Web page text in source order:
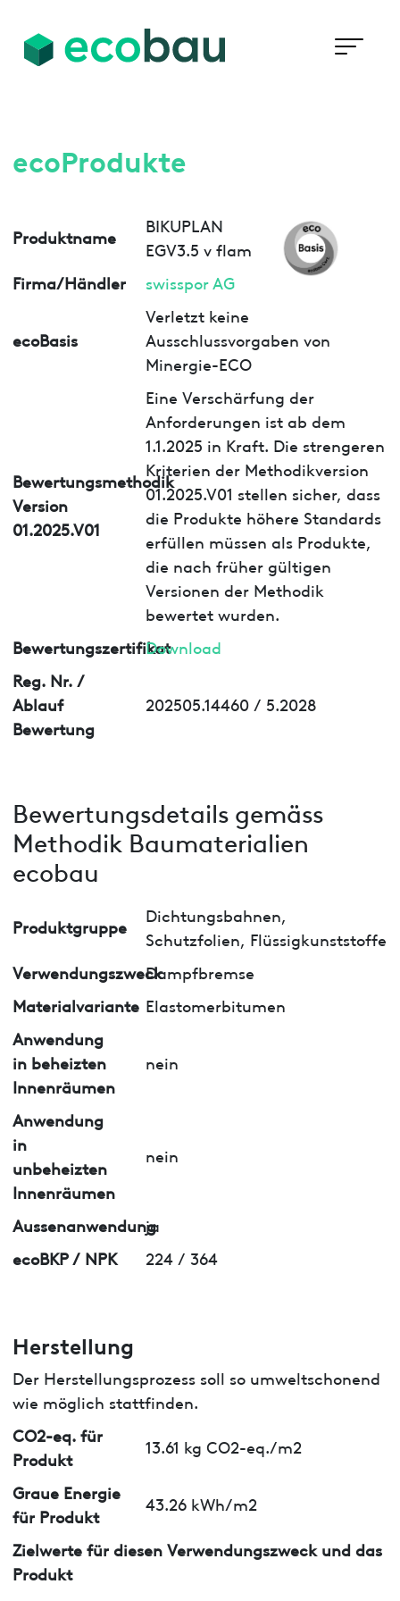
ecoProdukte
Produktname
BIKUPLAN
EGV3.5 v flam
Firma/Händler
swisspor AG
ecoBasis
Verletzt keine
Ausschlussvorgaben von
Minergie-ECO
Bewertungsmethodik
Version
01.2025.V01
Eine Verschärfung der
Anforderungen ist ab dem
1.1.2025 in Kraft. Die strengeren
Kriterien der Methodikversion
01.2025.V01 stellen sicher, dass
die Produkte höhere Standards
erfüllen müssen als Produkte,
die nach früher gültigen
Versionen der Methodik
bewertet wurden.
BewertungszertifikatDownload
Reg. Nr. /
Ablauf
Bewertung
202505.14460 / 5.2028
Bewertungsdetails gemäss
Methodik Baumaterialien
ecobau
Produktgruppe
Dichtungsbahnen,
Schutzfolien, Flüssigkunststoffe
VerwendungszweckDampfbremse
Materialvariante Elastomerbitumen
Anwendung
in beheizten
Innenräumen
nein
Anwendung
in
unbeheizten
Innenräumen
nein
Aussenanwendung
ja
ecoBKP / NPK
224 / 364
Herstellung
Der Herstellungsprozess soll so umweltschonend
wie möglich stattfinden.
CO2-eq. für
Produkt
13.61 kg CO2-eq./m2
Graue Energie
für Produkt
43.26 kWh/m2
Zielwerte für diesen Verwendungszweck und das
Produkt